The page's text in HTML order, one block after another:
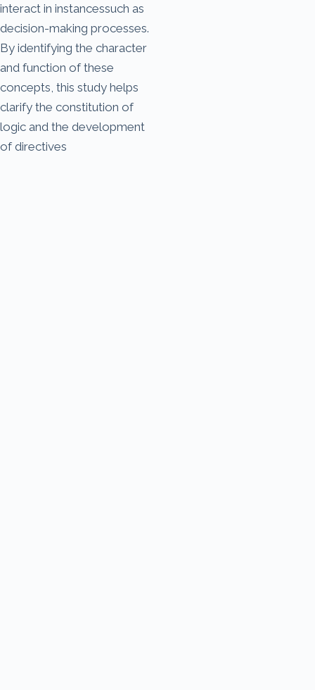
interact in instancessuch as
decision-making processes.
By identifying the character
and function of these
concepts, this study helps
clarify the constitution of
logic and the development
of directives